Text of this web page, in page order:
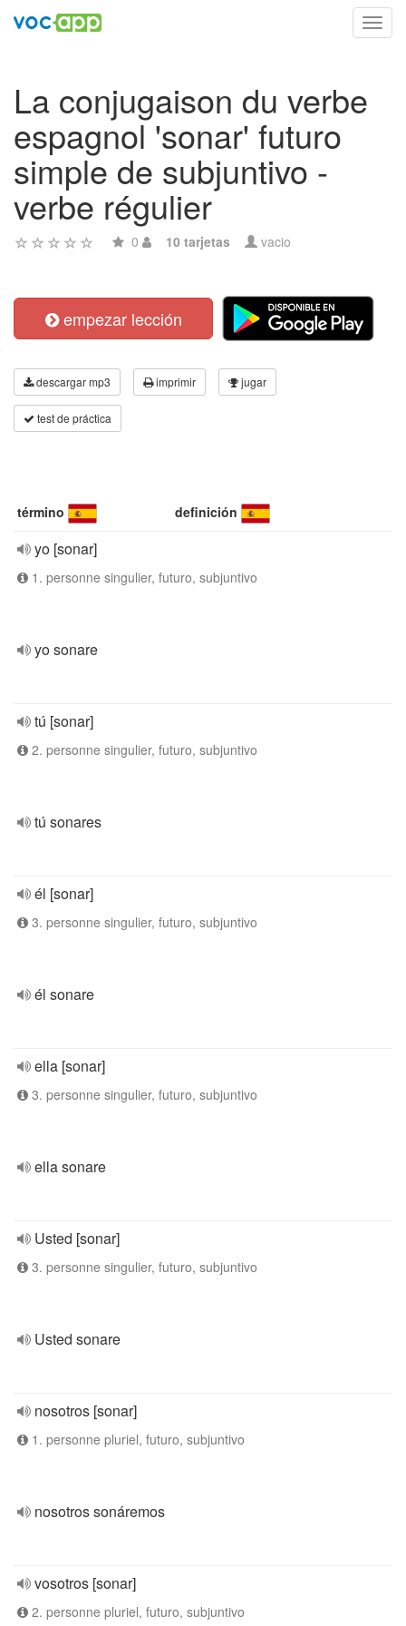
La conjugaison du verbe
espagnol 'sonar' futuro
simple de subjuntivo -
verbe régulier
0 10 tarjetas vacio
empezar lección
descargar mp3 imprimir jugar
test de práctica
término definición
yo [sonar]
1. personne singulier, futuro, subjuntivo
yo sonare
tú [sonar]
2. personne singulier, futuro, subjuntivo
tú sonares
él [sonar]
3. personne singulier, futuro, subjuntivo
él sonare
ella [sonar]
3. personne singulier, futuro, subjuntivo
ella sonare
Usted [sonar]
3. personne singulier, futuro, subjuntivo
Usted sonare
nosotros [sonar]
1. personne pluriel, futuro, subjuntivo
nosotros sonáremos
vosotros [sonar]
2. personne pluriel, futuro, subjuntivo